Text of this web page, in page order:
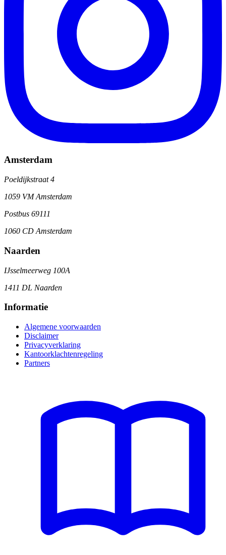
Amsterdam
Poeldijkstraat 4
1059 VM Amsterdam
Postbus 69111
1060 CD Amsterdam
Naarden
IJsselmeerweg 100A
1411 DL Naarden
Informatie
Algemene voorwaarden
Disclaimer
Privacyverklaring
Kantoorklachtenregeling
Partners